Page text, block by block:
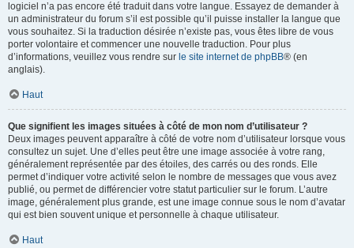
logiciel n’a pas encore été traduit dans votre langue. Essayez de demander à
un administrateur du forum s’il est possible qu’il puisse installer la langue que
vous souhaitez. Si la traduction désirée n’existe pas, vous êtes libre de vous
porter volontaire et commencer une nouvelle traduction. Pour plus
d’informations, veuillez vous rendre sur le site internet de phpBB® (en
anglais).
Haut
Que signifient les images situées à côté de mon nom d’utilisateur ?
Deux images peuvent apparaître à côté de votre nom d’utilisateur lorsque vous
consultez un sujet. Une d’elles peut être une image associée à votre rang,
généralement représentée par des étoiles, des carrés ou des ronds. Elle
permet d’indiquer votre activité selon le nombre de messages que vous avez
publié, ou permet de différencier votre statut particulier sur le forum. L’autre
image, généralement plus grande, est une image connue sous le nom d’avatar
qui est bien souvent unique et personnelle à chaque utilisateur.
Haut